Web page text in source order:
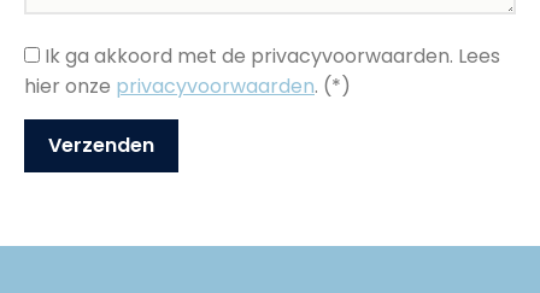
Ik ga akkoord met de privacyvoorwaarden. Lees
hier onze privacyvoorwaarden. (*)